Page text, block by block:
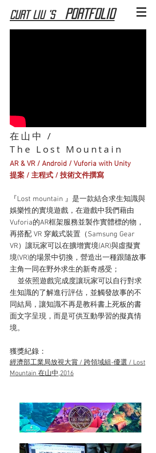
Curt Liu 's Portfolio
在山中 /
The Lost Mountain​
AR & VR / Android / Vuforia with Unity
​提案 / 主程式 / 技術文件撰寫
『Lost mountain 』是一款結合求生知識與
娛樂性的實境遊戲，在遊戲中我們藉由
Vuforia的AR框架服務並製作實體標的物，
再搭配 VR 穿戴式裝置（Samsung Gear
VR）讓玩家可以在擴增實境(AR)與虛擬實
境(VR)的場景中切換，營造出一種跟隨故事
主角一同在野外求生的新奇感受；
並依照遊戲完成度讓玩家可以自行對求
生知識的了解進行評估，並觸發故事的不
同結局，讓知識不再是教科書上死板的書
面文字呈現，而是可供互動學習的擬真情
境。
​獲獎紀錄：
經濟部工業局放視大賞 / 跨領域組-優選 / Lost
Mountain 在山中,2016